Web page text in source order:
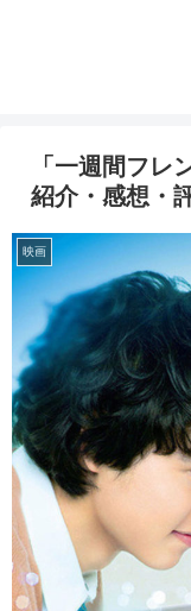
「一週間フレ
紹介・感想・
映画